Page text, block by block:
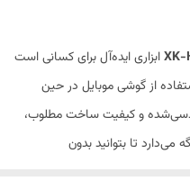
ابزاری ایده‌آل برای کسانی است
از گوشی موبایل در حین
و کیفیت ساخت مطلوب،
تا بتوانید بدون